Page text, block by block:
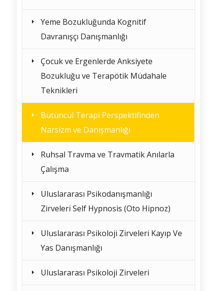
Yeme Bozukluğunda Kognitif
Davranışçı Danışmanlığı
Çocuk ve Ergenlerde Anksiyete
Bozukluğu ve Terapötik Müdahale
Teknikleri
Bütüncül Terapi Perspektifinden
Narsizm ve Danışmanlığı
Ruhsal Travma ve Travmatik Anılarla
Çalışma
Uluslararası Psikodanışmanlığı
Zirveleri Self Hypnosis (Oto Hipnoz)
Uluslararası Psikoloji Zirveleri Kayıp Ve
Yas Danışmanlığı
Uluslararası Psikoloji Zirveleri